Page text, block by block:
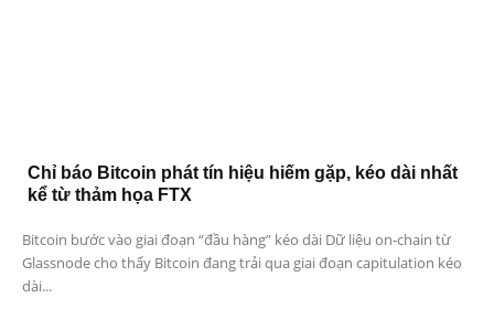
Chỉ báo Bitcoin phát tín hiệu hiếm gặp, kéo dài nhất
kể từ thảm họa FTX
Bitcoin bước vào giai đoạn “đầu hàng” kéo dài Dữ liệu on-chain từ
Glassnode cho thấy Bitcoin đang trải qua giai đoạn capitulation kéo
dài...